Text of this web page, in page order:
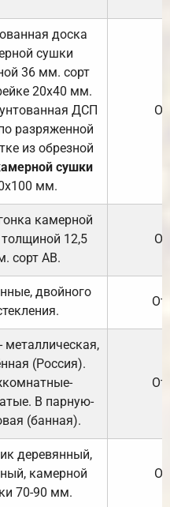
доска
сушки
36 мм. сорт
20х40 мм.
ДСП
разряженной
из обрезной
сушки
мм.
камерной
12,5
сорт АВ.
двойного
металлическая,
(Россия).
В парную-
(банная).
деревянный,
камерной
70-90 мм.